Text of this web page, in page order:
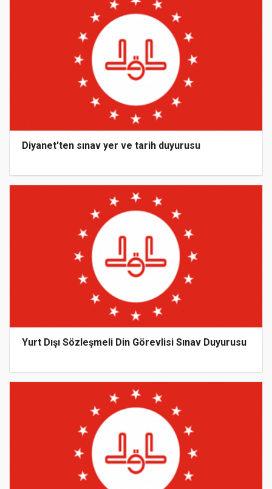
Diyanet'ten sınav yer ve tarih duyurusu
Yurt Dışı Sözleşmeli Din Görevlisi Sınav Duyurusu